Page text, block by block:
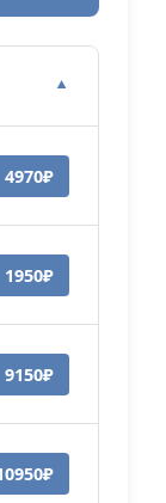
▼
4970₽
1950₽
9150₽